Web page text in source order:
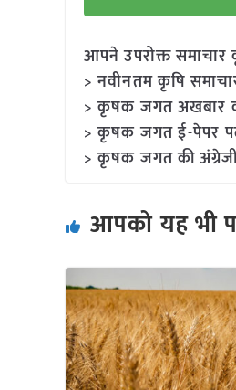
आपने उपरोक्त
> नवीनतम कृषि
> कृषक जगत अखबार
> कृषक जगत ई-पेपर
> कृषक जगत की
आपको यह भी